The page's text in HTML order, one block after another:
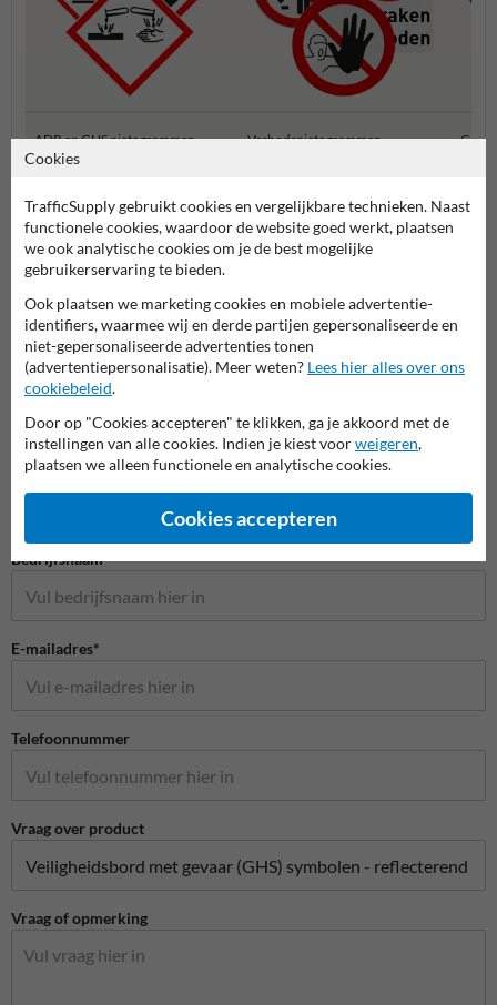
ADR en GHS pictogrammen Verbodspictogrammen
Veiligheidspictogrammen
Stel je vraag aan Veiligheidsbord.nl
Naam*
Bedrijfsnaam
E-mailadres*
Telefoonnummer
Vraag over product
Vraag of opmerking
Cookies
TrafficSupply gebruikt cookies en vergelijkbare technieken. Naast
functionele cookies, waardoor de website goed werkt, plaatsen
we ook analytische cookies om je de best mogelijke
gebruikerservaring te bieden.
Ook plaatsen we marketing cookies en mobiele advertentie-
identifiers, waarmee wij en derde partijen gepersonaliseerde en
niet-gepersonaliseerde advertenties tonen
(advertentiepersonalisatie). Meer weten? Lees hier alles over ons
cookiebeleid.
Door op "Cookies accepteren" te klikken, ga je akkoord met de
instellingen van alle cookies. Indien je kiest voorweigeren,
plaatsen we alleen functionele en analytische cookies.
Cookies accepteren